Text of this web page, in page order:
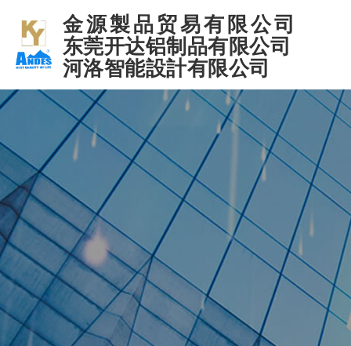
金源製品贸易有限公司
东莞开达铝制品有限公司
河洛智能設計有限公司